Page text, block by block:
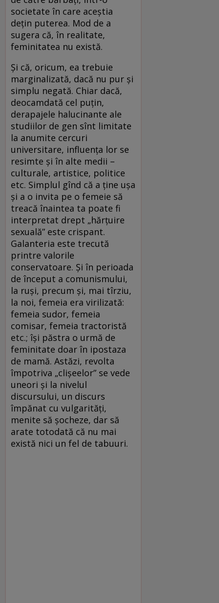
societate în care aceștia
dețin puterea. Mod de a
sugera că, în realitate,
feminitatea nu există.
Și că, oricum, ea trebuie
marginalizată, dacă nu pur și
simplu negată. Chiar dacă,
deocamdată cel puțin,
derapajele halucinante ale
studiilor de gen sînt limitate
la anumite cercuri
universitare, influența lor se
resimte și în alte medii –
culturale, artistice, politice
etc. Simplul gînd că a ține ușa
și a o invita pe o femeie să
treacă înaintea ta poate fi
interpretat drept „hărțuire
sexuală” este crispant.
Galanteria este trecută
printre valorile
conservatoare. Și în perioada
de început a comunismului,
la ruși, precum și, mai tîrziu,
la noi, femeia era virilizată:
femeia sudor, femeia
comisar, femeia tractoristă
etc.; își păstra o urmă de
feminitate doar în ipostaza
de mamă. Astăzi, revolta
împotriva „clișeelor” se vede
uneori și la nivelul
discursului, un discurs
împănat cu vulgarități,
menite să șocheze, dar să
arate totodată că nu mai
există nici un fel de tabuuri.